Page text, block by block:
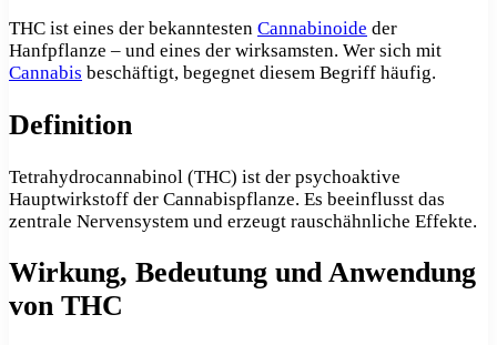
THC ist eines der bekanntesten Cannabinoide der
Hanfpflanze – und eines der wirksamsten. Wer sich mit
Cannabis beschäftigt, begegnet diesem Begriff häufig.
Definition
Tetrahydrocannabinol (THC) ist der psychoaktive
Hauptwirkstoff der Cannabispflanze. Es beeinflusst das
zentrale Nervensystem und erzeugt rauschähnliche Effekte.
Wirkung, Bedeutung und Anwendung
von THC